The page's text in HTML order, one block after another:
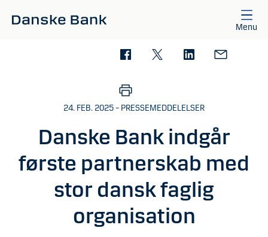
Menu
24. FEB. 2025 – PRESSEMEDDELELSER
Danske Bank indgår
første partnerskab med
stor dansk faglig
organisation